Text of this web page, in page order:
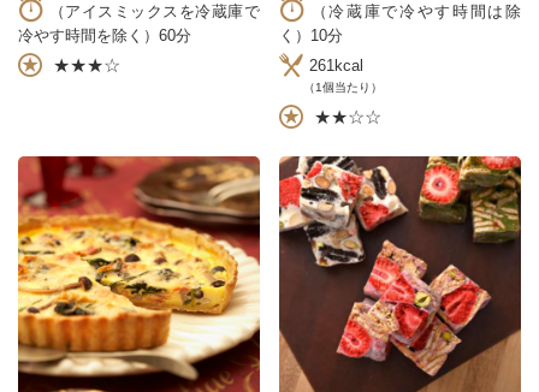
（アイスミックスを冷蔵庫で
冷やす時間を除く）60分
★★★☆
（冷蔵庫で冷やす時間は除
く）10分
261kcal
（1個当たり）
★★☆☆